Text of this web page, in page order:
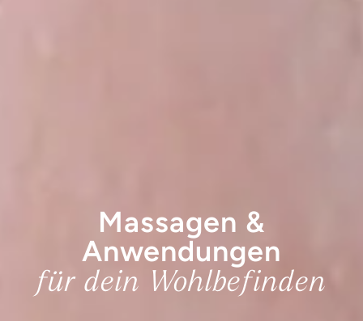
Massagen &
Anwendungen
für dein Wohlbefinden